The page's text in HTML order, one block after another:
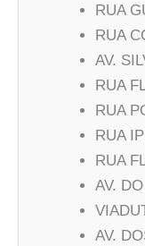
RUA
RUA
AV.
RUA
RUA
RUA
RUA
AV.
AV.